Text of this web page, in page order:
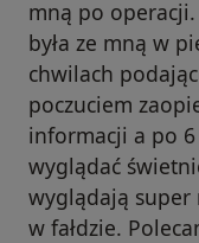
mną po operacji.
była ze mną w
chwilach
poczuciem
informacji a po
wyglądać
wyglądają super
w fałdzie.